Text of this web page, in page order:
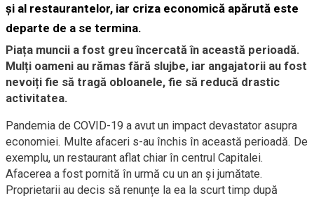
și al restaurantelor, iar criza economică apărută este
departe de a se termina.
Piața muncii a fost greu încercată în această perioadă.
Mulți oameni au rămas fără slujbe, iar angajatorii au fost
nevoiți fie să tragă obloanele, fie să reducă drastic
activitatea.
Pandemia de COVID-19 a avut un impact devastator asupra
economiei. Multe afaceri s-au închis în această perioadă. De
exemplu, un restaurant aflat chiar în centrul Capitalei.
Afacerea a fost pornită în urmă cu un an și jumătate.
Proprietarii au decis să renunțe la ea la scurt timp după